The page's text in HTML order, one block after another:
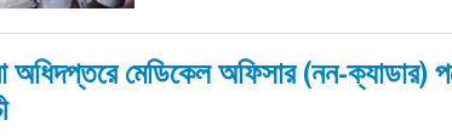
অধিদপ্তরে মেডিকেল অফিসার (নন-ক্যাডার)